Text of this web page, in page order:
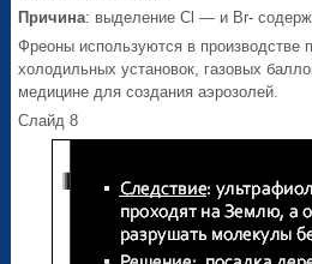
Причина: выделение Сl — и Br-
Фреоны используются в производстве
холодильных установок, газовых
медицине для создания аэрозолей.
Слайд 8